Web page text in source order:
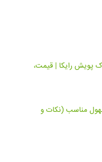
پویش رایکا | قیمت،
مناسب (نکات و